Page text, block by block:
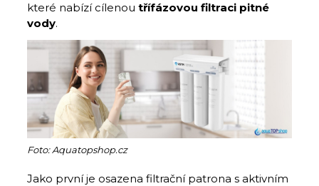
které nabízí cílenou třífázovou filtraci pitné
vody.
Foto: Aquatopshop.cz
Jako první je osazena filtrační patrona s aktivním